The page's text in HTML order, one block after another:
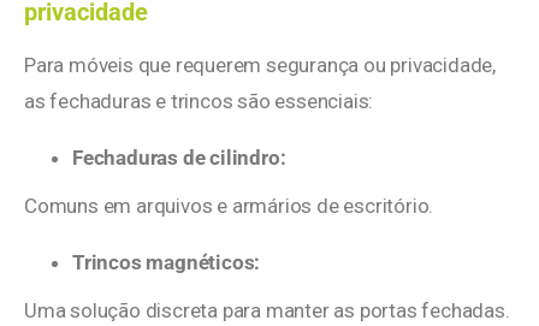
privacidade
Para móveis que requerem segurança ou privacidade,
as fechaduras e trincos são essenciais:
Fechaduras de cilindro:
Comuns em arquivos e armários de escritório.
Trincos magnéticos:
Uma solução discreta para manter as portas fechadas.